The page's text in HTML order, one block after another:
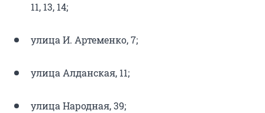
11, 13, 14;
улица И. Артеменко, 7;
улица Алданская, 11;
улица Народная, 39;